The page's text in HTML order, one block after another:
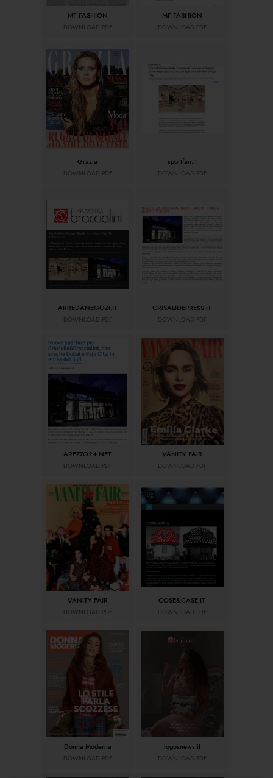
MF FASHION
DOWNLOAD PDF
MF FASHION
DOWNLOAD PDF
Grazia
DOWNLOAD PDF
sportfair.it
DOWNLOAD PDF
ARREDANEGOZI.IT
DOWNLOAD PDF
CRISALIDEPRESS.IT
DOWNLOAD PDF
AREZZO24.NET
DOWNLOAD PDF
VANITY FAIR
DOWNLOAD PDF
VANITY FAIR
DOWNLOAD PDF
COSE&CASE.IT
DOWNLOAD PDF
Donna Moderna
DOWNLOAD PDF
logosnews.it
DOWNLOAD PDF